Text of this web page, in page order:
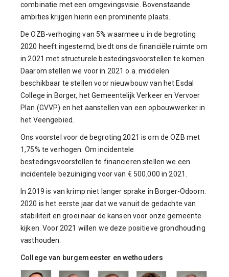
combinatie met een omgevingsvisie. Bovenstaande
ambities krijgen hierin een prominente plaats.
De OZB-verhoging van 5% waarmee u in de begroting
2020 heeft ingestemd, biedt ons de financiële ruimte om
in 2021 met structurele bestedingsvoorstellen te komen.
Daarom stellen we voor in 2021 o.a. middelen
beschikbaar te stellen voor nieuwbouw van het Esdal
College in Borger, het Gemeentelijk Verkeer en Vervoer
Plan (GVVP) en het aanstellen van een opbouwwerker in
het Veengebied.
Ons voorstel voor de begroting 2021 is om de OZB met
1,75% te verhogen. Om incidentele
bestedingsvoorstellen te financieren stellen we een
incidentele bezuiniging voor van € 500.000 in 2021.
In 2019 is van krimp niet langer sprake in Borger-Odoorn.
2020 is het eerste jaar dat we vanuit de gedachte van
stabiliteit en groei naar de kansen voor onze gemeente
kijken. Voor 2021 willen we deze positieve grondhouding
vasthouden.
College van burgemeester en wethouders